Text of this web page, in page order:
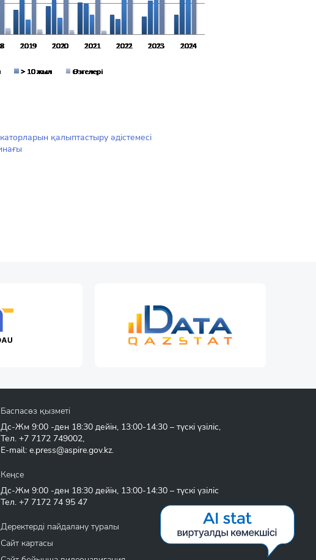
қалыптастыру әдістемесі
Баспасөз қызметі
Дс-Жм 9:00 -ден 18:30 дейін, 13:00-14:30 – түскі үзіліс,
Тел. +7 7172 749002,
E-mail: e.press@aspire.gov.kz.
Кеңсе
Дс-Жм 9:00 -ден 18:30 дейін, 13:00-14:30 – түскі үзіліс
Тел. +7 7172 74 95 47
Деректерді пайдалану туралы
Сайт картасы